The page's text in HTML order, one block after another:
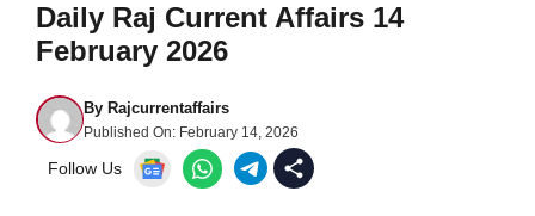
Daily Raj Current Affairs 14
February 2026
By Rajcurrentaffairs
Published On: February 14, 2026
Follow Us